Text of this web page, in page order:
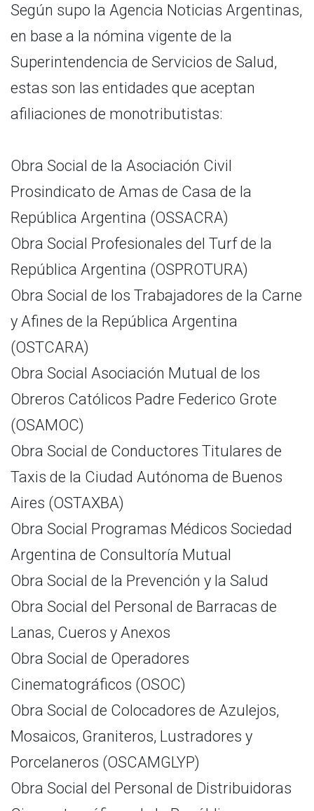
Según supo la Agencia Noticias Argentinas,
en base a la nómina vigente de la
Superintendencia de Servicios de Salud,
estas son las entidades que aceptan
afiliaciones de monotributistas:
Obra Social de la Asociación Civil
Prosindicato de Amas de Casa de la
República Argentina (OSSACRA)
Obra Social Profesionales del Turf de la
República Argentina (OSPROTURA)
Obra Social de los Trabajadores de la Carne
y Afines de la República Argentina
(OSTCARA)
Obra Social Asociación Mutual de los
Obreros Católicos Padre Federico Grote
(OSAMOC)
Obra Social de Conductores Titulares de
Taxis de la Ciudad Autónoma de Buenos
Aires (OSTAXBA)
Obra Social Programas Médicos Sociedad
Argentina de Consultoría Mutual
Obra Social de la Prevención y la Salud
Obra Social del Personal de Barracas de
Lanas, Cueros y Anexos
Obra Social de Operadores
Cinematográficos (OSOC)
Obra Social de Colocadores de Azulejos,
Mosaicos, Graniteros, Lustradores y
Porcelaneros (OSCAMGLYP)
Obra Social del Personal de Distribuidoras